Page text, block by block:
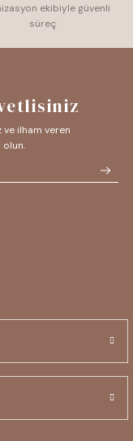
ekibiyle güvenli
süreç
ve ilham veren